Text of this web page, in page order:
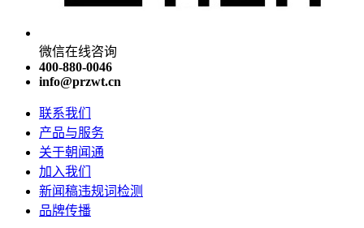
微信在线咨询
400-880-0046
info@przwt.cn
联系我们
产品与服务
关于朝闻通
加入我们
新闻稿违规词检测
品牌传播